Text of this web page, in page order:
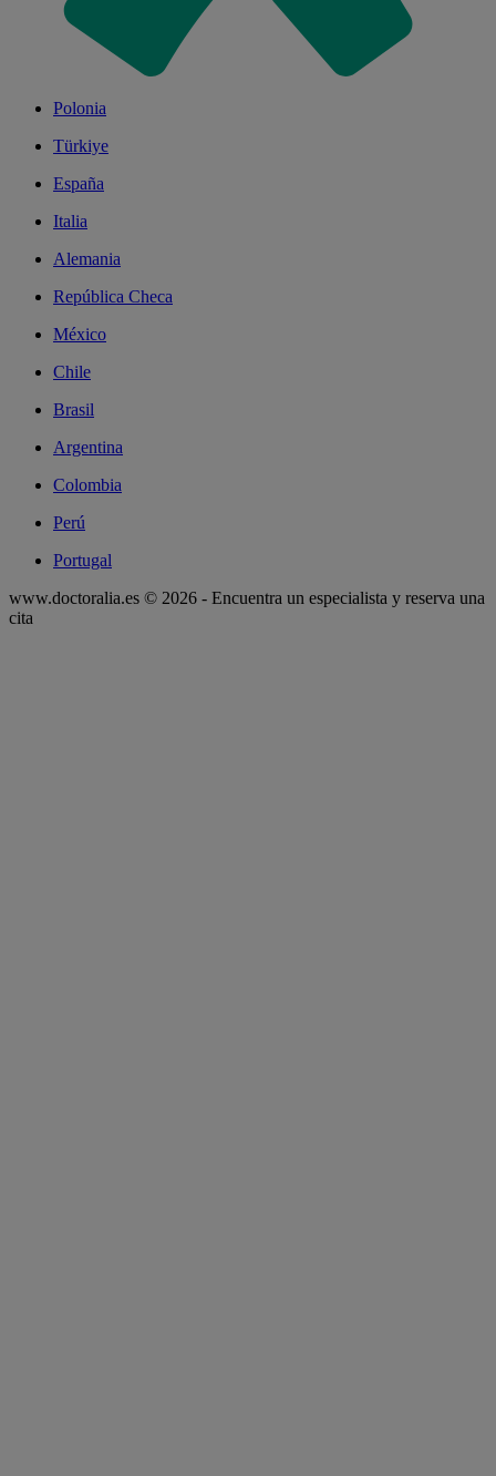
Polonia
Türkiye
España
Italia
Alemania
República Checa
México
Chile
Brasil
Argentina
Colombia
Perú
Portugal
www.doctoralia.es © 2026 - Encuentra un especialista y reserva una
cita